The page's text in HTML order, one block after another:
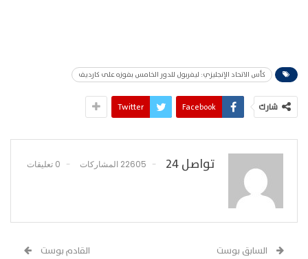
كأس الاتحاد الإنجليزي: ليفربول للدور الخامس بفوزه على كارديف
شارك Facebook
Twitter
تواصل 24 22605 المشاركات 0 تعليقات
السابق بوست القادم بوست